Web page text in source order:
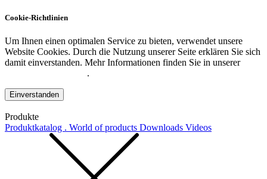
Cookie-Richtlinien
Um Ihnen einen optimalen Service zu bieten, verwendet unsere
Website Cookies. Durch die Nutzung unserer Seite erklären Sie sich
damit einverstanden. Mehr Informationen finden Sie in unserer
.
Einverstanden
Produkte
Produktkatalog . World of products Downloads Videos